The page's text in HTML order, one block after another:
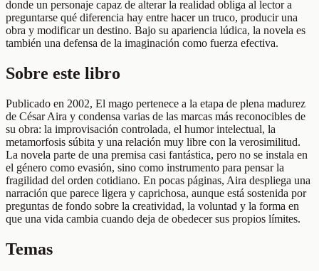
donde un personaje capaz de alterar la realidad obliga al lector a
preguntarse qué diferencia hay entre hacer un truco, producir una
obra y modificar un destino. Bajo su apariencia lúdica, la novela es
también una defensa de la imaginación como fuerza efectiva.
Sobre este libro
Publicado en 2002, El mago pertenece a la etapa de plena madurez
de César Aira y condensa varias de las marcas más reconocibles de
su obra: la improvisación controlada, el humor intelectual, la
metamorfosis súbita y una relación muy libre con la verosimilitud.
La novela parte de una premisa casi fantástica, pero no se instala en
el género como evasión, sino como instrumento para pensar la
fragilidad del orden cotidiano. En pocas páginas, Aira despliega una
narración que parece ligera y caprichosa, aunque está sostenida por
preguntas de fondo sobre la creatividad, la voluntad y la forma en
que una vida cambia cuando deja de obedecer sus propios límites.
Temas